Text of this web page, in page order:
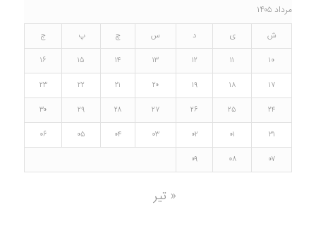
مرداد ۱۴۰۵
ش ی د س چ پ
ج
۱۰
۱۱ ۱۲ ۱۳ ۱۴ ۱۵
۱۶
۱۷
۱۸ ۱۹ ۲۰ ۲۱ ۲۲
۲۳
۲۴
۲۵ ۲۶ ۲۷ ۲۸ ۲۹
۳۰
۳۱
۰۱ ۰۲ ۰۳ ۰۴ ۰۵
۰۶
۰۷
۰۸ ۰۹
« تیر